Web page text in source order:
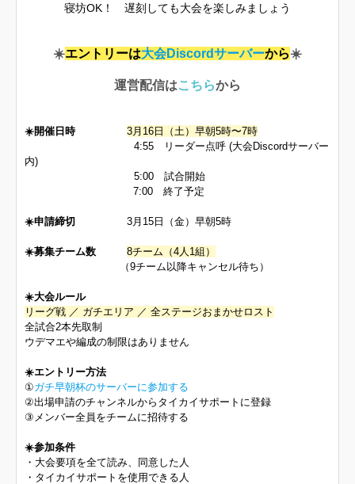
寝坊OK！
遅刻しても大会を楽しみましょう
☀️エントリーは大会Discordサーバーから☀️
運営配信はこちらから
☀️開催日時
3月16日（土）早朝5時〜7時
4:55 リーダー点呼 (大会Discordサーバー
内)
5:00 試合開始
7:00 終了予定
☀️申請締切 3月15日（金）早朝5時
☀️募集チーム数 8チー ム（4人1組）
（9チーム以降キャンセル待ち）
☀️大会ルール
リーグ戦 ／ ガチエリア ／ 全ステージおまかせロスト
全試合2本先取制
ウデマエや編成の制限はありません
☀️エントリー方法
①ガチ早朝杯のサーバーに参加する
②出場申請のチャンネルからタイカイサポートに登録
③メンバー全員をチームに招待する
☀️参加条件
・大会要項を全て読み、同意した人
・タイカイサポートを使用できる人